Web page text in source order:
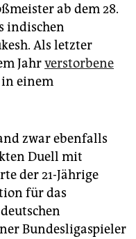
ab dem 28.
indischen
Als letzter
Jahrverstorbene
in einem
zwar ebenfalls
Duell mit
der 21-Jährige
für das
Bundesligaspieler